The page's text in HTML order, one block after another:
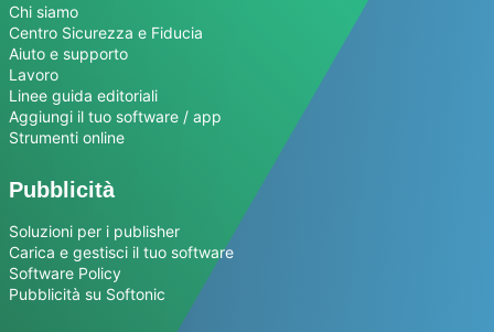
Chi siamo
Centro Sicurezza e Fiducia
Aiuto e supporto
Lavoro
Linee guida editoriali
Aggiungi il tuo software / app
Strumenti online
Pubblicità
Soluzioni per i publisher
Carica e gestisci il tuo software
Software Policy
Pubblicità su Softonic